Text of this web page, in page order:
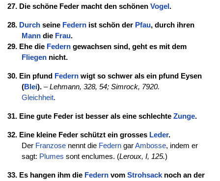
27. Die schöne Feder macht den schönen Vogel .
28. Durchseine Federnist schön der Pfau, durch ihren
Manndie Frau.
29. Ehe die Federngewachsen sind, geht es mit dem
Fliegennicht.
30. Ein pfund Federnwigt so schwer als ein pfund Eysen
(Blei).–Lehmann, 328, 54; Simrock, 7920.
Gleichheit.
31. Eine gute Feder ist besser als eine schlechte Zunge.
32. Eine kleine Feder schützt ein grosses Leder.
Der Franzosenennt die FederngarAmbosse, indem er
sagt: Plumes sont enclumes. (Leroux, I, 125.)
33. Es hangen ihm die Federnvom Strohsacknoch an der